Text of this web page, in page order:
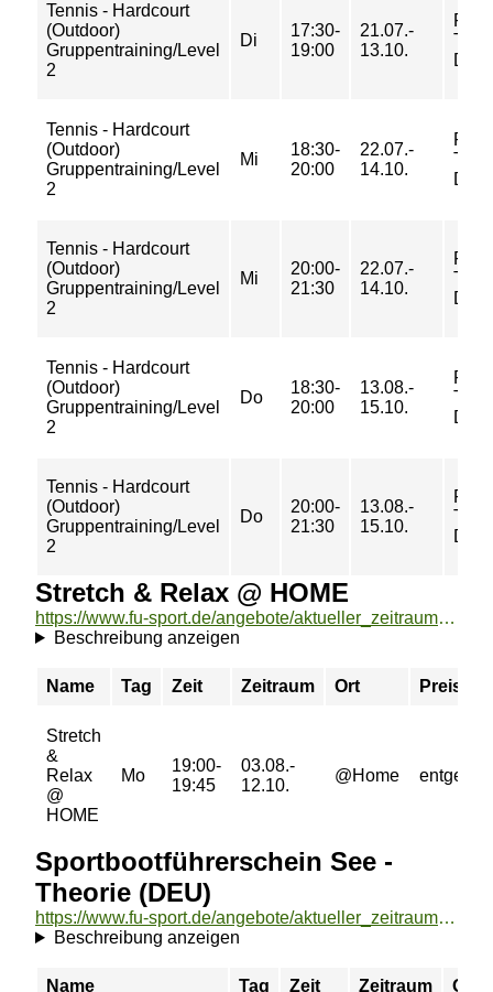
Tennis - Hardcourt
(Outdoor)
Gruppentraining/Level
2
Di
17:30-
19:00
21.07.-
13.10.
FU-
Tennis - Hardcourt
(Outdoor)
Gruppentraining/Level
2
Mi
18:30-
20:00
22.07.-
14.10.
FU-
Tennis - Hardcourt
(Outdoor)
Gruppentraining/Level
2
Mi
20:00-
21:30
22.07.-
14.10.
FU-
Tennis - Hardcourt
(Outdoor)
Gruppentraining/Level
2
Do
18:30-
20:00
13.08.-
15.10.
FU-
Tennis - Hardcourt
(Outdoor)
Gruppentraining/Level
2
Do
20:00-
21:30
13.08.-
15.10.
FU-
Stretch & Relax @ HOME
https://www.fu-sport.de/angebote/aktueller_zeitraum/_Stretch__und__Relax___HOME.html
Beschreibung anzeigen
Name Tag Zeit Zeitraum Ort Preis
Stretch
&
Relax
@
HOME
Mo
19:00-
19:45
03.08.-
12.10.
@Home
Sportbootführerschein See -
Theorie (DEU)
https://www.fu-sport.de/angebote/aktueller_zeitraum/_Sportbootfuehrerschein_See_-_Theorie__DEU_.html
Beschreibung anzeigen
Name Tag Zeit Zeitraum Ort